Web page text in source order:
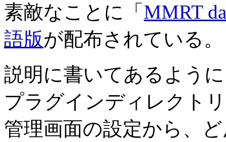
素敵なことに「 MMRT
語版が配布されている。
説明に書いてあるよう
プラグインディレクト
管理画面の設定から、